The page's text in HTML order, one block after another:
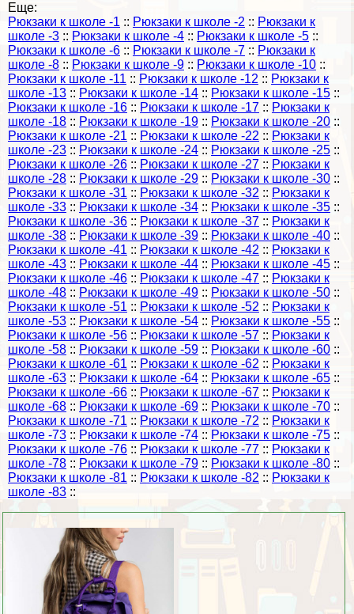
Еще:
Рюкзаки к школе -1 :: Рюкзаки к школе -2 :: Рюкзаки к
школе -3 :: Рюкзаки к школе -4 :: Рюкзаки к школе -5 ::
Рюкзаки к школе -6 :: Рюкзаки к школе -7 :: Рюкзаки к
школе -8 :: Рюкзаки к школе -9 :: Рюкзаки к школе -10 ::
Рюкзаки к школе -11 :: Рюкзаки к школе -12 :: Рюкзаки к
школе -13 :: Рюкзаки к школе -14 :: Рюкзаки к школе -15 ::
Рюкзаки к школе -16 :: Рюкзаки к школе -17 :: Рюкзаки к
школе -18 :: Рюкзаки к школе -19 :: Рюкзаки к школе -20 ::
Рюкзаки к школе -21 :: Рюкзаки к школе -22 :: Рюкзаки к
школе -23 :: Рюкзаки к школе -24 :: Рюкзаки к школе -25 ::
Рюкзаки к школе -26 :: Рюкзаки к школе -27 :: Рюкзаки к
школе -28 :: Рюкзаки к школе -29 :: Рюкзаки к школе -30 ::
Рюкзаки к школе -31 :: Рюкзаки к школе -32 :: Рюкзаки к
школе -33 :: Рюкзаки к школе -34 :: Рюкзаки к школе -35 ::
Рюкзаки к школе -36 :: Рюкзаки к школе -37 :: Рюкзаки к
школе -38 :: Рюкзаки к школе -39 :: Рюкзаки к школе -40 ::
Рюкзаки к школе -41 :: Рюкзаки к школе -42 :: Рюкзаки к
школе -43 :: Рюкзаки к школе -44 :: Рюкзаки к школе -45 ::
Рюкзаки к школе -46 :: Рюкзаки к школе -47 :: Рюкзаки к
школе -48 :: Рюкзаки к школе -49 :: Рюкзаки к школе -50 ::
Рюкзаки к школе -51 :: Рюкзаки к школе -52 :: Рюкзаки к
школе -53 :: Рюкзаки к школе -54 :: Рюкзаки к школе -55 ::
Рюкзаки к школе -56 :: Рюкзаки к школе -57 :: Рюкзаки к
школе -58 :: Рюкзаки к школе -59 :: Рюкзаки к школе -60 ::
Рюкзаки к школе -61 :: Рюкзаки к школе -62 :: Рюкзаки к
школе -63 :: Рюкзаки к школе -64 :: Рюкзаки к школе -65 ::
Рюкзаки к школе -66 :: Рюкзаки к школе -67 :: Рюкзаки к
школе -68 :: Рюкзаки к школе -69 :: Рюкзаки к школе -70 ::
Рюкзаки к школе -71 :: Рюкзаки к школе -72 :: Рюкзаки к
школе -73 :: Рюкзаки к школе -74 :: Рюкзаки к школе -75 ::
Рюкзаки к школе -76 :: Рюкзаки к школе -77 :: Рюкзаки к
школе -78 :: Рюкзаки к школе -79 :: Рюкзаки к школе -80 ::
Рюкзаки к школе -81 :: Рюкзаки к школе -82 :: Рюкзаки к
школе -83 ::